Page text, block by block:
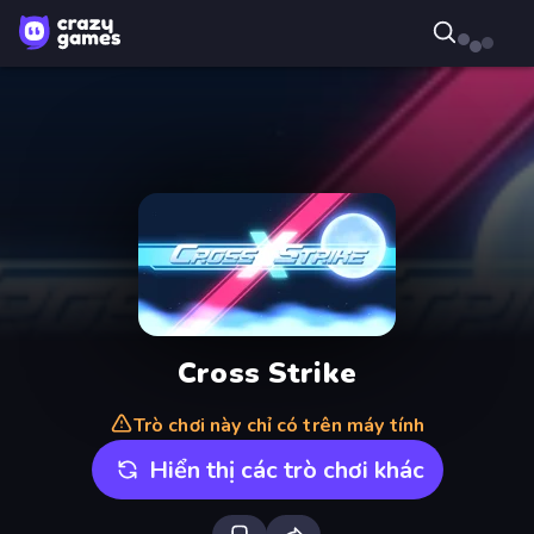
Cross Strike
Trò chơi này chỉ có trên máy tính
Hiển thị các trò chơi khác